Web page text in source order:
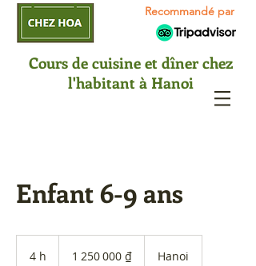
Recommandé par
Cours de cuisine et dîner chez
l'habitant à Hanoi
Enfant 6-9 ans
4 h
vietnamiens
1 250 000 ₫ Hanoi